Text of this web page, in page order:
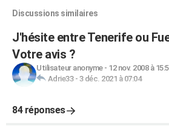
Discussions similaires
J'hésite entre Tenerife ou
Votre avis ?
Utilisateur anonyme- 12 nov. 2008 à
Adrie33- 3 déc. 2021 à 07:04
84 réponses